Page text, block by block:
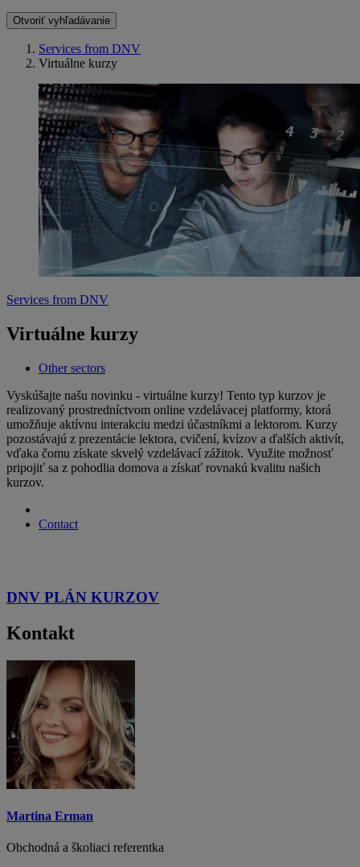
Otvoriť vyhľadávanie
Services from DNV
Virtuálne kurzy
Services from DNV
Virtuálne kurzy
Other sectors
Vyskúšajte našu novinku - virtuálne kurzy! Tento typ kurzov je
realizovaný prostredníctvom online vzdelávacej platformy, ktorá
umožňuje aktívnu interakciu medzi účastníkmi a lektorom. Kurzy
pozostávajú z prezentácie lektora, cvičení, kvízov a ďalších aktivít,
vďaka čomu získate skvelý vzdelávací zážitok. Využite možnosť
pripojiť sa z pohodlia domova a získať rovnakú kvalitu našich
kurzov.
Contact
DNV PLÁN KURZOV
Kontakt
Martina Erman
Obchodná a školiaci referentka